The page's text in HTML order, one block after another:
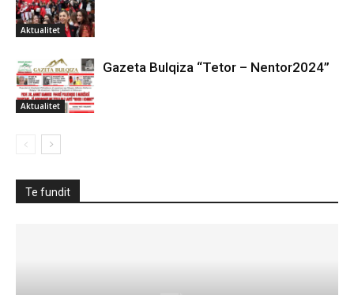
Aktualitet
Aktualitet
Gazeta Bulqiza “Tetor – Nentor2024”
Te fundit